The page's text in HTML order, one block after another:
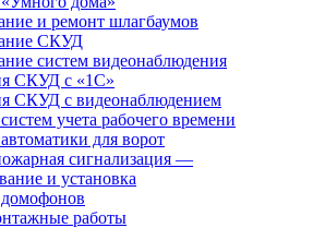
и ремонт шлагбаумов
СКУД
систем видеонаблюдения
СКУД с «1С»
СКУД с видеонаблюдением
учета рабочего времени
для ворот
сигнализация —
и установка
работы